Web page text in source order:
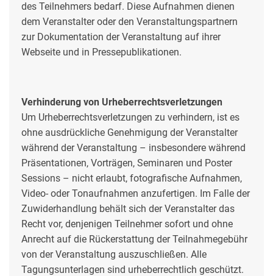
des Teilnehmers bedarf. Diese Aufnahmen dienen
dem Veranstalter oder den Veranstaltungspartnern
zur Dokumentation der Veranstaltung auf ihrer
Webseite und in Pressepublikationen.
Verhinderung von Urheberrechtsverletzungen
Um Urheberrechtsverletzungen zu verhindern, ist es
ohne ausdrückliche Genehmigung der Veranstalter
während der Veranstaltung – insbesondere während
Präsentationen, Vorträgen, Seminaren und Poster
Sessions – nicht erlaubt, fotografische Aufnahmen,
Video- oder Tonaufnahmen anzufertigen. Im Falle der
Zuwiderhandlung behält sich der Veranstalter das
Recht vor, denjenigen Teilnehmer sofort und ohne
Anrecht auf die Rückerstattung der Teilnahmegebühr
von der Veranstaltung auszuschließen. Alle
Tagungsunterlagen sind urheberrechtlich geschützt.